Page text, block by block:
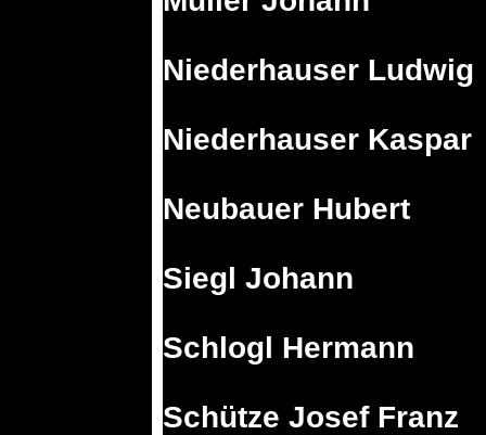
Niederhauser Ludwig
Niederhauser Kaspar
Neubauer Hubert
Siegl Johann
Schlogl Hermann
Schütze Josef Franz